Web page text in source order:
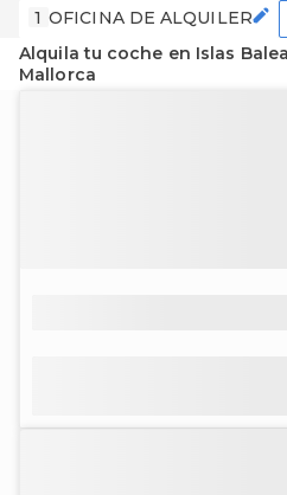
1 OFICINA DE ALQUILER
Alquila tu coche en Islas
Mallorca